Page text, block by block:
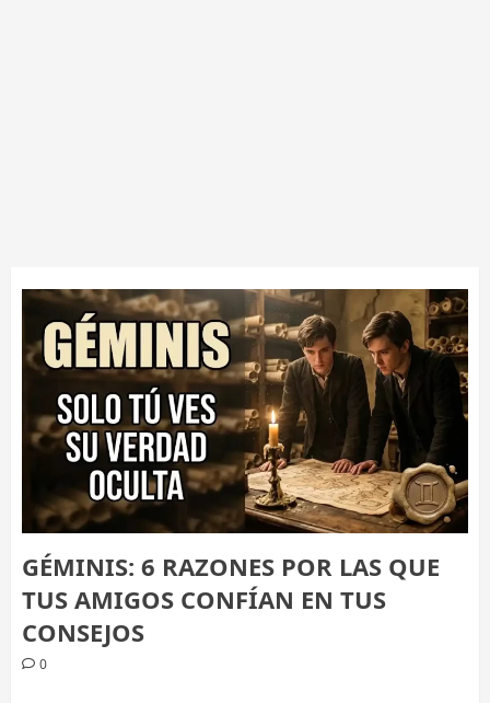
GÉMINIS: 6 RAZONES POR LAS QUE
TUS AMIGOS CONFÍAN EN TUS
CONSEJOS
0